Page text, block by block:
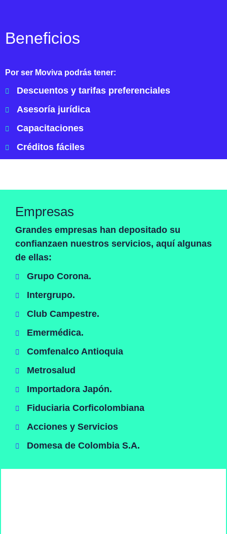
Beneficios
Por ser Moviva podrás tener:
Descuentos y tarifas preferenciales
Asesoría jurídica
Capacitaciones
Créditos fáciles
Empresas
Grandes empresas han depositado su
confianzaen nuestros servicios, aquí algunas
de ellas:
Grupo Corona.
Intergrupo.
Club Campestre.
Emermédica.
Comfenalco Antioquia
Metrosalud
Importadora Japón.
Fiduciaria Corficolombiana
Acciones y Servicios
Domesa de Colombia S.A.